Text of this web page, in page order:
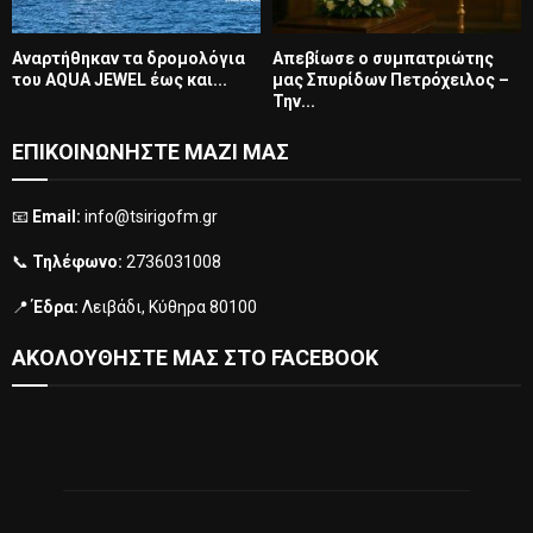
Αναρτήθηκαν τα δρομολόγια
του AQUA JEWEL έως και...
Απεβίωσε ο συμπατριώτης
μας Σπυρίδων Πετρόχειλος –
Την...
ΕΠΙΚΟΙΝΩΝΗΣΤΕ ΜΑΖΙ ΜΑΣ
📧 Email: info@tsirigofm.gr
📞 Τηλέφωνο: 2736031008
📍Έδρα: Λειβάδι, Κύθηρα 80100
ΑΚΟΛΟΥΘΗΣΤΕ ΜΑΣ ΣΤΟ FACEBOOK